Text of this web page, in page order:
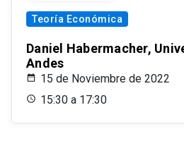
Teoría Económica
Daniel Habermacher,
Andes
15 de Noviembre de 2022
15:30 a 17:30